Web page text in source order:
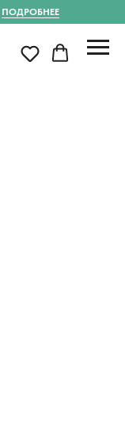
ПОДРОБНЕЕ